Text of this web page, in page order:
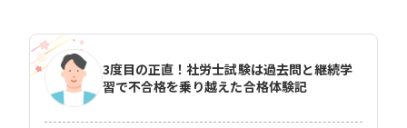
3度目の正直！社労士試験は過去問と継続学
習で不合格を乗り越えた合格体験記